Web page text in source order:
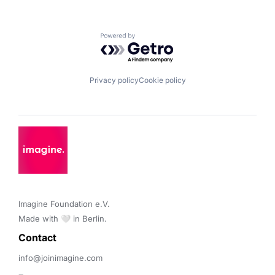
Powered by Getro.com
Privacy policyCookie policy
Imagine Foundation e.V.
Made with 🤍 in Berlin.
Contact
info@joinimagine.com